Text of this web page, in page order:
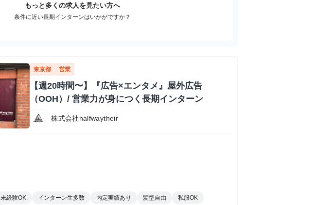
もっと多くの求人を見たい方へ
条件に近い長期インターンはいかがですか？
東京都 営業
【週20時間〜】『広告×エンタメ』屋外広告
（OOH）/ 営業力が身につく長期インターン
株式会社halfwaytheir
未経験OK インターン生多数 内定実績あり 髪型自由
私服OK